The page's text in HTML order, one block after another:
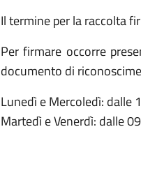
Il termine per la raccolta
Per firmare occorre
documento di
Lunedì e Mercoledì: dalle
Martedì e Venerdì: dalle